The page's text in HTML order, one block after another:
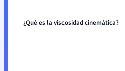
¿Qué es la viscosidad cinemática?